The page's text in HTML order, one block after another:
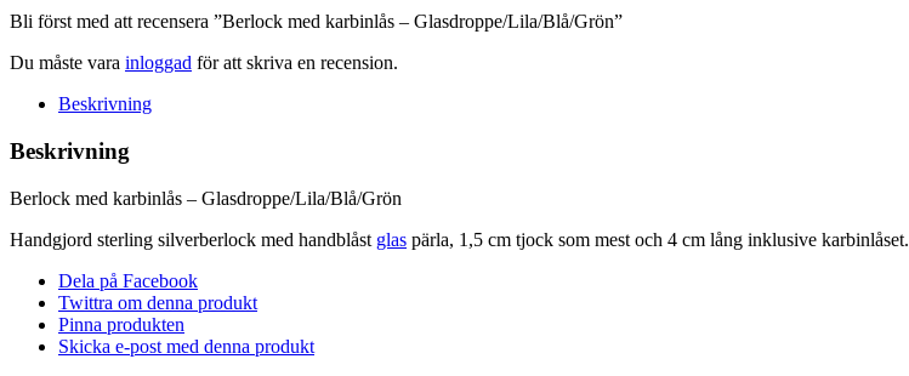
Bli först med att recensera ”Berlock med karbinlås – Glasdroppe/Lila/Blå/Grön”
Du måste vara inloggad för att skriva en recension.
Beskrivning
Beskrivning
Berlock med karbinlås – Glasdroppe/Lila/Blå/Grön
Handgjord sterling silverberlock med handblåst glas pärla, 1,5 cm tjock som mest och 4 cm lång inklusive karbinlåset.
Dela på Facebook
Twittra om denna produkt
Pinna produkten
Skicka e-post med denna produkt